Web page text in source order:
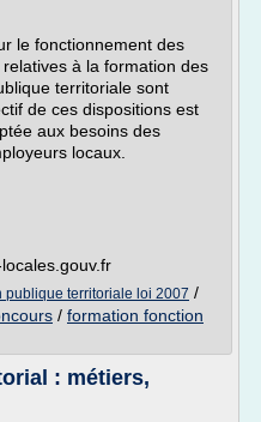
le fonctionnement des
à la formation des
territoriale sont
de ces dispositions est
aux besoins des
locaux.
publique territoriale loi 2007 /
/ formation fonction
: métiers,